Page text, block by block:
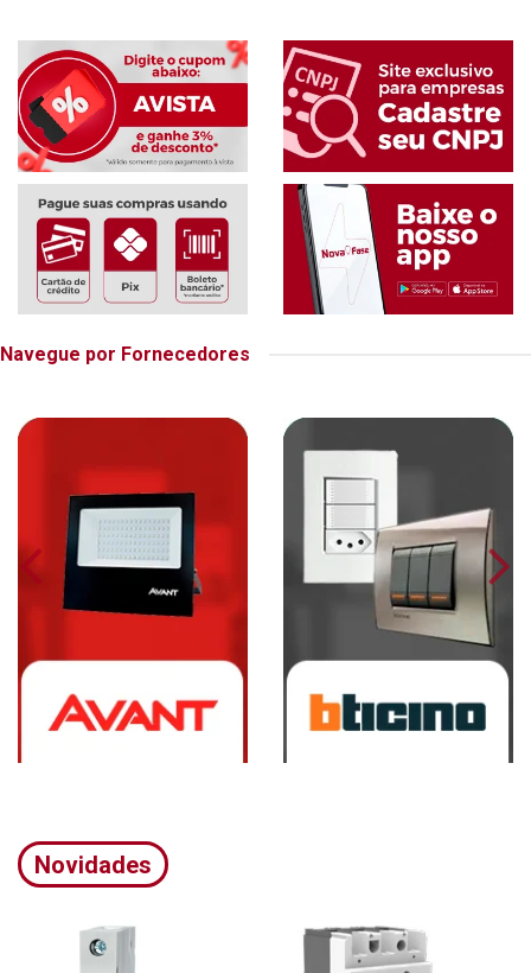
Navegue por Fornecedores
Novidades